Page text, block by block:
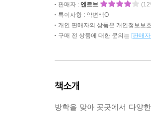
판매자 : 엔르브
(12
특이사항 : 약변색O
개인 판매자의 상품은 개인정보보
구매 전 상품에 대한 문의는 [판매
책소개
방학을 맞아 곳곳에서 다양